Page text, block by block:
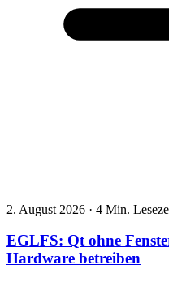
2. August 2026 · 4 Min.
EGLFS: Qt ohne
Hardware betreiben